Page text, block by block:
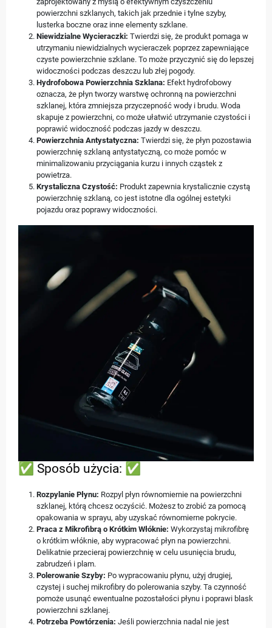
powierzchni szklanych, takich jak przednie i tylne szyby,
lusterka boczne oraz inne elementy szklane.
Niewidzialne Wycieraczki: Twierdzi się, że produkt pomaga w
utrzymaniu niewidzialnych wycieraczek poprzez zapewniające
czyste powierzchnie szklane. To może przyczynić się do lepszej
widoczności podczas deszczu lub złej pogody.
Hydrofobowa Powierzchnia Szklana: Efekt hydrofobowy
oznacza, że płyn tworzy warstwę ochronną na powierzchni
szklanej, która zmniejsza przyczepność wody i brudu. Woda
skapuje z powierzchni, co może ułatwić utrzymanie czystości i
poprawić widoczność podczas jazdy w deszczu.
Powierzchnia Antystatyczna: Twierdzi się, że płyn pozostawia
powierzchnię szklaną antystatyczną, co może pomóc w
minimalizowaniu przyciągania kurzu i innych cząstek z
powietrza.
Krystaliczna Czystość: Produkt zapewnia krystalicznie czystą
powierzchnię szklaną, co jest istotne dla ogólnej estetyki
pojazdu oraz poprawy widoczności.
✅ Sposób użycia: ✅
Rozpylanie Płynu: Rozpyl płyn równomiernie na powierzchni
szklanej, którą chcesz oczyścić. Możesz to zrobić za pomocą
opakowania w sprayu, aby uzyskać równomierne pokrycie.
Praca z Mikrofibrą o Krótkim Włóknie: Wykorzystaj mikrofibrę
o krótkim włóknie, aby wypracować płyn na powierzchni.
Delikatnie przecieraj powierzchnię w celu usunięcia brudu,
zabrudzeń i plam.
Polerowanie Szyby: Po wypracowaniu płynu, użyj drugiej,
czystej i suchej mikrofibry do polerowania szyby. Ta czynność
pomoże usunąć ewentualne pozostałości płynu i poprawi blask
powierzchni szklanej.
Potrzeba Powtórzenia: Jeśli powierzchnia nadal nie jest